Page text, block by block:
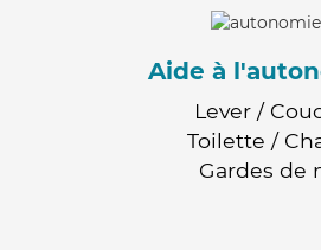
Aide à
Lever /
Toilette /
Gardes de